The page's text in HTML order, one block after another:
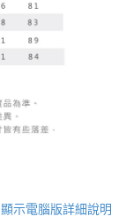
顯示電腦版詳細說明